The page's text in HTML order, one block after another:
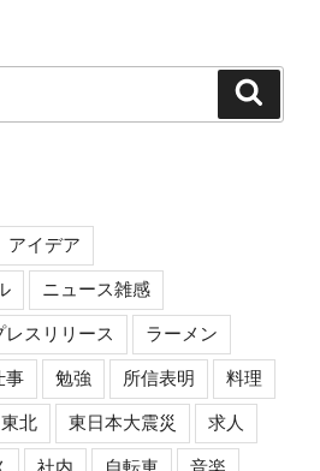
アイデア
ニュース雑感
レスリリース ラーメン
事 勉強 所信表明 料理
東北 東日本大震災 求人